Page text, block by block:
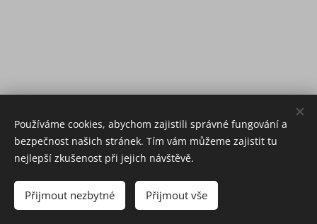
©ARCHITO ATELIER S.R.O., Nad Vápenkou 373, 250 84 Křenice, Praha -
Východ, T: +420 273 136 375, M: +420 605 295 790, E: archito@archito.cz
Cookies
Používáme cookies, abychom zajistili správné fungování a
bezpečnost našich stránek. Tím vám můžeme zajistit tu
nejlepší zkušenost při jejich návštěvě.
Přijmout nezbytné Přijmout vše